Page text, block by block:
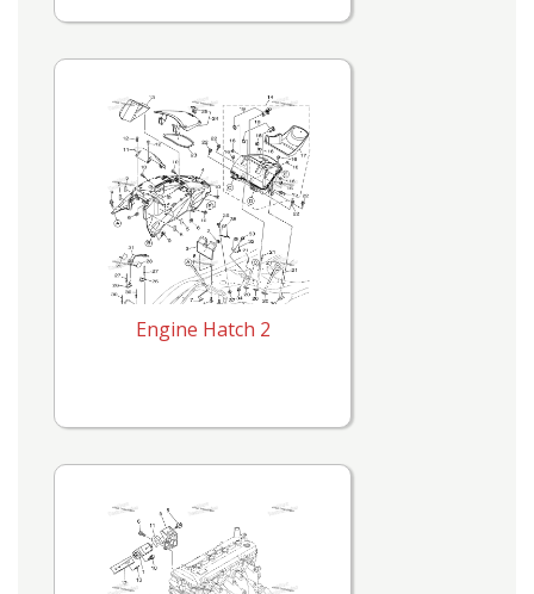
Engine Hatch 2